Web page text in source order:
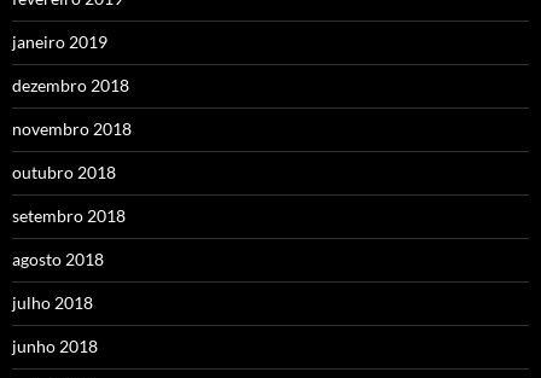
janeiro 2019
dezembro 2018
novembro 2018
outubro 2018
setembro 2018
agosto 2018
julho 2018
junho 2018